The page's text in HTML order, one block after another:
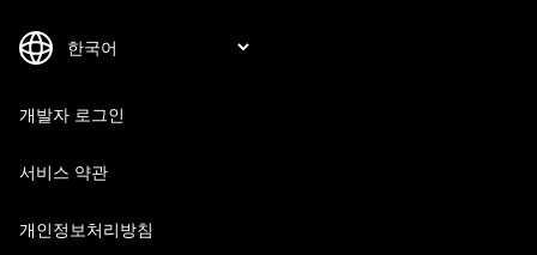
개발자 로그인
서비스 약관
개인정보처리방침